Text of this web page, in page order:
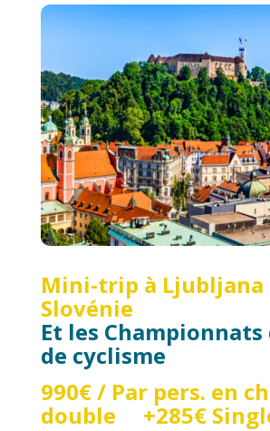
Mini-trip à Ljubljana
Slovénie
Et les Championnats
de cyclisme
990€ / Par pers. en
double +285€